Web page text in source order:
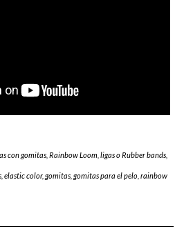
con gomitas, Rainbow Loom, ligas o Rubber bands
, elastic color, gomitas, gomitas para el pelo, rainbow